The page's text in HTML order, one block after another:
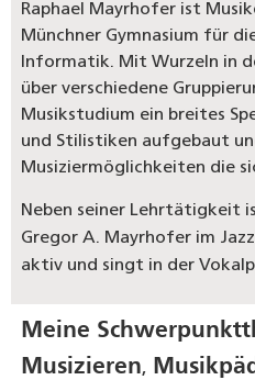
Raphael Mayrhofer ist
Münchner Gymnasium für
Informatik. Mit Wurzeln in
über verschiedene
Musikstudium ein breites
und Stilistiken aufgebaut
Musiziermöglichkeiten die
Neben seiner Lehrtätigkeit
Gregor A. Mayrhofer im
aktiv und singt in der
Meine
Musizieren,